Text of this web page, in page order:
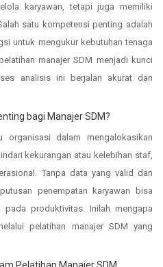
karyawan, tetapi juga memiliki
satu kompetensi penting adalah
untuk mengukur kebutuhan tenaga
manajer SDM menjadi kunci
analisis ini berjalan akurat dan
bagi Manajer SDM?
organisasi dalam mengalokasikan
kekurangan atau kelebihan staf,
Tanpa data yang valid dan
penempatan karyawan bisa
produktivitas. Inilah mengapa
pelatihan manajer SDM yang